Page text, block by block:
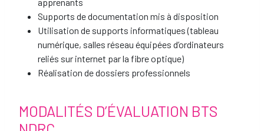
Supports de documentation mis à disposition
Utilisation de supports informatiques (tableau
numérique, salles réseau équipées d’ordinateurs
reliés sur internet par la fibre optique)
Réalisation de dossiers professionnels
MODALITÉS D’ÉVALUATION BTS